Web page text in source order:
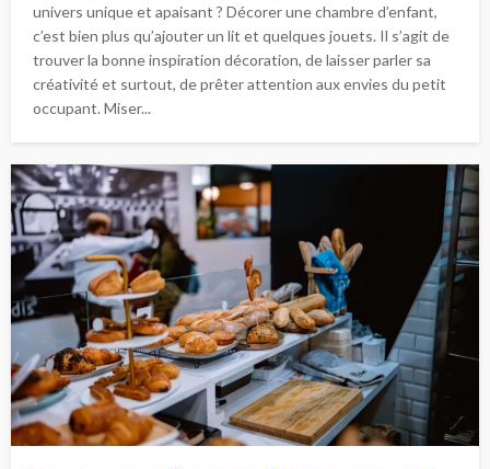
univers unique et apaisant ? Décorer une chambre d’enfant,
c’est bien plus qu’ajouter un lit et quelques jouets. Il s’agit de
trouver la bonne inspiration décoration, de laisser parler sa
créativité et surtout, de prêter attention aux envies du petit
occupant. Miser...